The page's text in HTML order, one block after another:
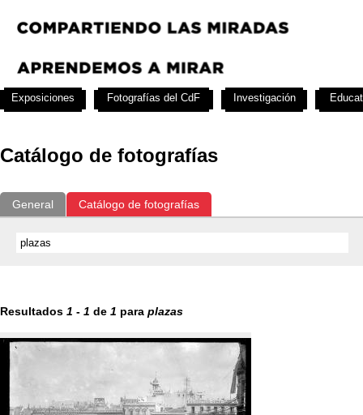
Catálogo de fotografías
General Catálogo de fotografías
Resultados 1 - 1 de 1 para plazas
Exposiciones Fotografías del CdF Investigación